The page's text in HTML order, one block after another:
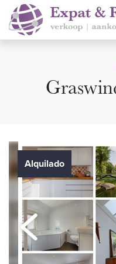
Alquilado